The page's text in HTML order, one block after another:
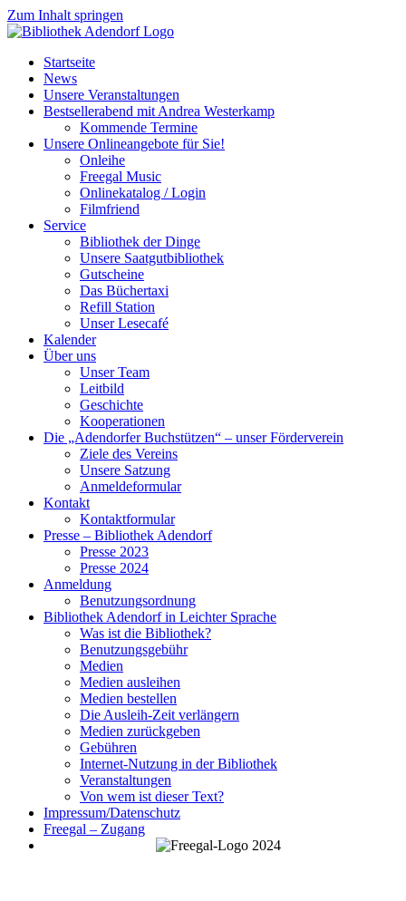
Zum Inhalt springen
Startseite
News
Unsere Veranstaltungen
Bestsellerabend mit Andrea Westerkamp
Kommende Termine
Unsere Onlineangebote für Sie!
Onleihe
Freegal Music
Onlinekatalog / Login
Filmfriend
Service
Bibliothek der Dinge
Unsere Saatgutbibliothek
Gutscheine
Das Büchertaxi
Refill Station
Unser Lesecafé
Kalender
Über uns
Unser Team
Leitbild
Geschichte
Kooperationen
Die „Adendorfer Buchstützen“ – unser Förderverein
Ziele des Vereins
Unsere Satzung
Anmeldeformular
Kontakt
Kontaktformular
Presse – Bibliothek Adendorf
Presse 2023
Presse 2024
Anmeldung
Benutzungsordnung
Bibliothek Adendorf in Leichter Sprache
Was ist die Bibliothek?
Benutzungsgebühr
Medien
Medien ausleihen
Medien bestellen
Die Ausleih-Zeit verlängern
Medien zurückgeben
Gebühren
Internet-Nutzung in der Bibliothek
Veranstaltungen
Von wem ist dieser Text?
Impressum/Datenschutz
Freegal – Zugang